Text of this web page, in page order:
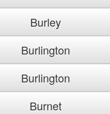
Burley
Burlington
Burlington
Burnet